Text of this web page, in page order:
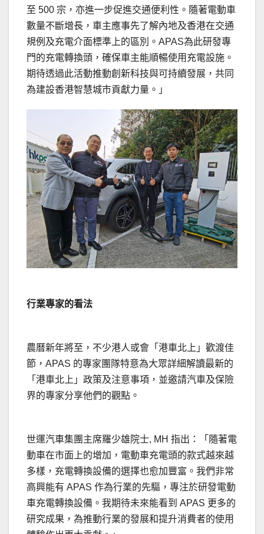
至 500 宗，亦進一步促進交通便利性。隨著電動車
數量不斷增長，車主應事先了解內地及香港在交通
規例及充電介面標準上的區別。APAS為此研發專
門的充電轉換頭，確保車主能順暢使用充電設施。
期待透過此活動推動創新科技與可持續發展，共同
為建設香港智慧城市貢獻力量。」
行業專家的看法
農曆新年將至，不少港人或會「港車北上」歡渡佳
節，APAS 的專家團隊特意為大眾詳細解讀最新的
「港車北上」政策及注意事項，並邀請汽車及保險
界的專家分享他們的觀點。
世運汽車集團主席羅少雄院士, MH 指出：「隨著電
動車在市面上的增加，電動車充電頭的款式越來越
多樣，充電轉換設備的選擇也愈加豐富。我們非常
高興能有 APAS 作為行業的先驅，專注於研發電動
車充電轉換設備。我期待未來能看到 APAS 更多的
研究成果，為推動行業的發展和提升消費者的使用